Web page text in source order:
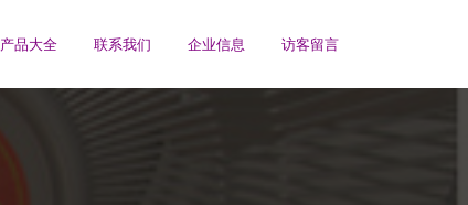
产品大全 联系我们 企业信息 访客留言